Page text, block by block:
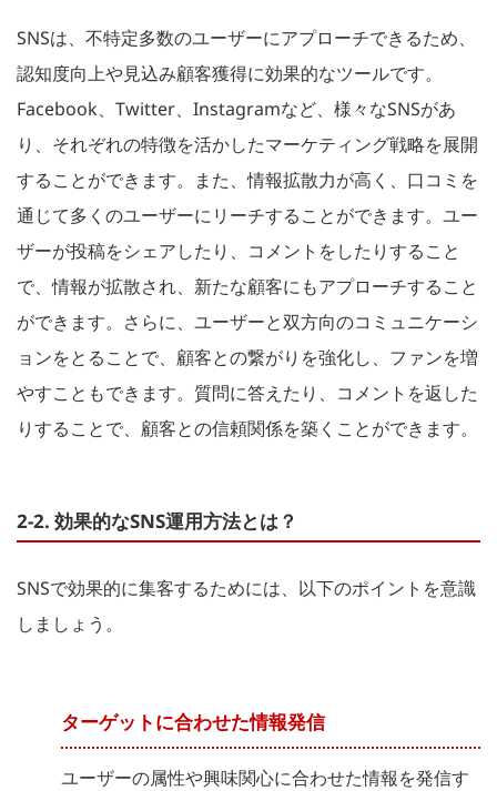
SNSは、不特定多数のユーザーにアプローチできるため、
認知度向上や見込み顧客獲得に効果的なツールです。
Facebook、Twitter、Instagramなど、様々なSNSがあ
り、それぞれの特徴を活かしたマーケティング戦略を展開
することができます。また、情報拡散力が高く、口コミを
通じて多くのユーザーにリーチすることができます。ユー
ザーが投稿をシェアしたり、コメントをしたりすること
で、情報が拡散され、新たな顧客にもアプローチすること
ができます。さらに、ユーザーと双方向のコミュニケーシ
ョンをとることで、顧客との繋がりを強化し、ファンを増
やすこともできます。質問に答えたり、コメントを返した
りすることで、顧客との信頼関係を築くことができます。
2-2. 効果的なSNS運用方法とは？
SNSで効果的に集客するためには、以下のポイントを意識
しましょう。
ターゲットに合わせた情報発信
ユーザーの属性や興味関心に合わせた情報を発信す